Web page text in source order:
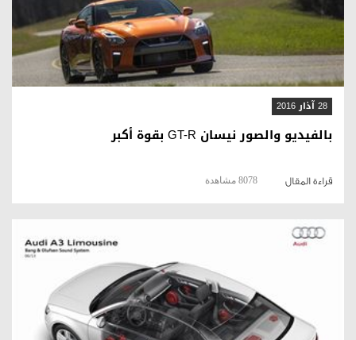
قراءة المقال
28 آذار 2016
بالفيديو والصور نيسان GT-R بقوة أكبر
قراءة المقال 8078 مشاهدة
قراءة المقال